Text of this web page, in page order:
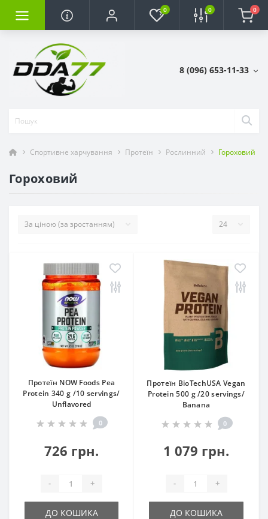
0 0 0
8 (096) 653-11-33
Спортивне харчування Протеїн Рослинний Гороховий
Гороховий
Протеїн NOW Foods Pea
Protein 340 g /10 servings/
Unflavored
0
726 грн.
- +
ДО КОШИКА
Протеїн BioTechUSA Vegan
Protein 500 g /20 servings/
Banana
0
1 079 грн.
- +
ДО КОШИКА